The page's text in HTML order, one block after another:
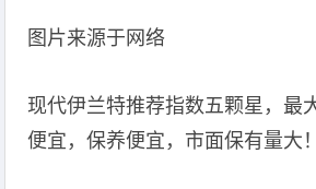
图片来源于网络
现代伊兰特推荐指数五颗星，最
便宜，保养便宜，市面保有量大！